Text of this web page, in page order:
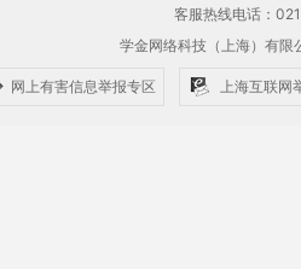
客服热线电话：
学金网络科技（上海）有
网上有害信息举报专区 上海互联网